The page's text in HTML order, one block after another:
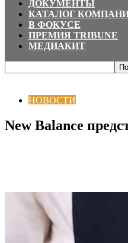
ДОКУМЕНТЫ
КАТАЛОГ
В ФОКУСЕ
ПРЕМИЯ TRIBUNE
МЕДИАКИТ
НОВОСТИ
New Balance